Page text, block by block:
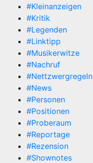
#Kleinanzeigen
#Kritik
#Legenden
#Linktipp
#Musikerwitze
#Nachruf
#Nettzwergregeln
#News
#Personen
#Positionen
#Proberaum
#Reportage
#Rezension
#Shownotes